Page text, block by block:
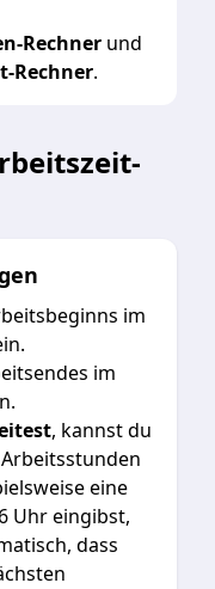
Rechner und
Rechner.
im
im
, kannst du
eine
Uhr eingibst,
dass